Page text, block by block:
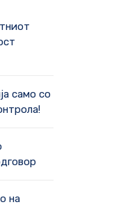
само со
на